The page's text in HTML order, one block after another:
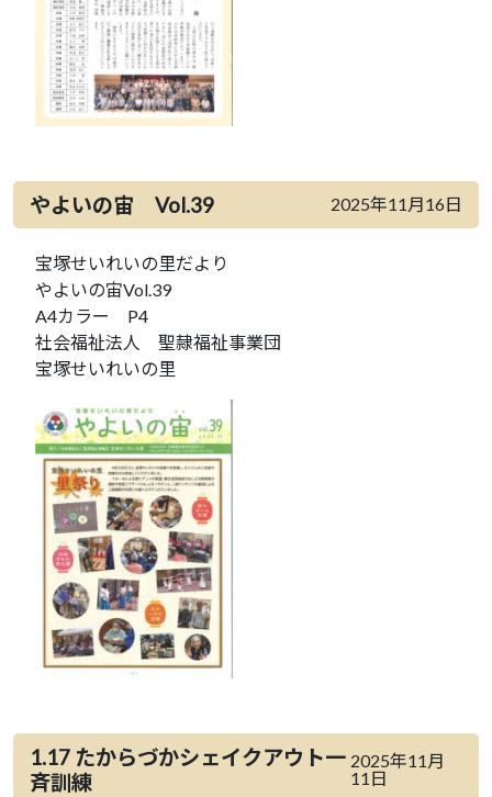
やよいの宙 Vol.39 2025年11月16日
宝塚せいれいの里だより
やよいの宙Vol.39
A4カラー P4
社会福祉法人 聖隷福祉事業団
宝塚せいれいの里
1.17 たからづかシェイクアウト一
斉訓練
2025年11月
11日